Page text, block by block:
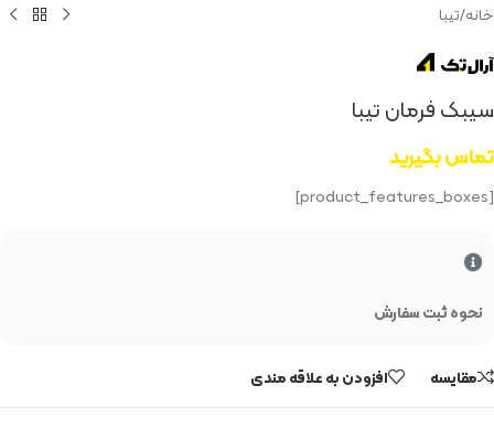
خانه/تیبا
سیبک فرمان تیبا
تماس بگیرید
[product_features_boxes]
نحوه ثبت سفارش
مقایسه افزودن به علاقه مندی